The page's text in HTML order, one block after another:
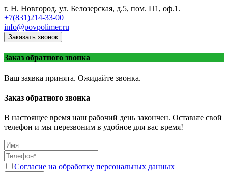
г. Н. Новгород, ул. Белозерская, д.5, пом. П1, оф.1.
+7(831)214-33-00
info@povpolimer.ru
Заказать звонок
Заказ обратного звонка
Ваш заявка принята. Ожидайте звонка.
Заказ обратного звонка
В настоящее время наш рабочий день закончен. Оставьте свой
телефон и мы перезвоним в удобное для вас время!
Согласие на обработку персональных данных